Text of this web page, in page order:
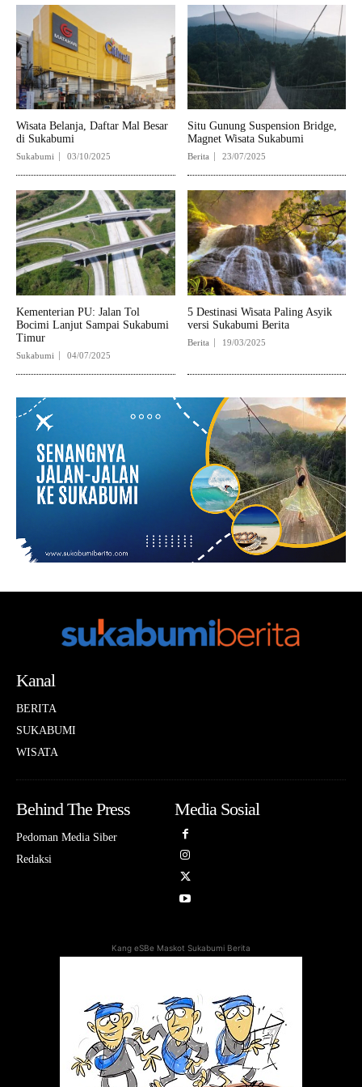
Wisata Belanja, Daftar Mal Besar
di Sukabumi
Sukabumi 03/10/2025
Situ Gunung Suspension Bridge,
Magnet Wisata Sukabumi
Berita 23/07/2025
Kementerian PU: Jalan Tol
Bocimi Lanjut Sampai Sukabumi
Timur
Sukabumi 04/07/2025
5 Destinasi Wisata Paling Asyik
versi Sukabumi Berita
Berita 19/03/2025
Kanal
BERITA
SUKABUMI
WISATA
Behind The Press
Pedoman Media Siber
Redaksi
Media Sosial
Kang eSBe Maskot Sukabumi Berita